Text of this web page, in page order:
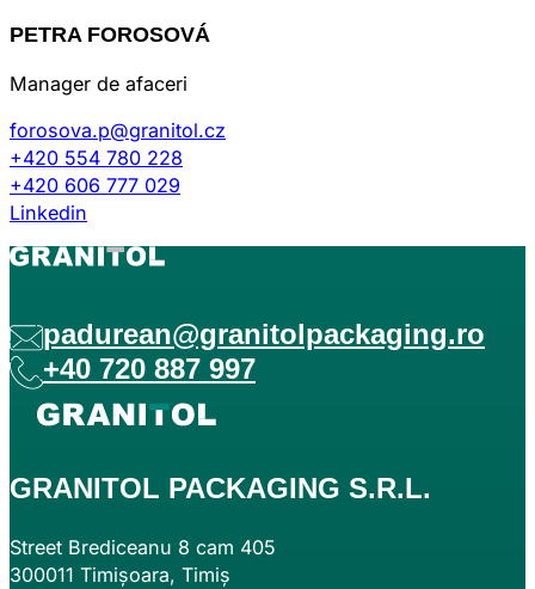
PETRA FOROSOVÁ
Manager de afaceri
forosova.p@granitol.cz
+420 554 780 228
+420 606 777 029
Linkedin
GRANITOL PACKAGING S.R.L.
Street Brediceanu 8 cam 405
300011 Timișoara, Timiș
padurean@granitolpackaging.ro
+40 720 887 997